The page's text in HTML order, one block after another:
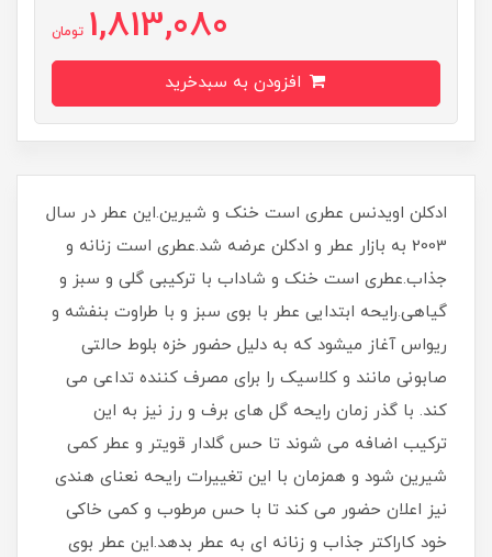
1,813,080 تومان
ادكلن اويدنس عطری است خنک و شیرین.این عطر در سال
2003 به بازار عطر و ادکلن عرضه شد.عطری است زنانه و
جذاب.عطری است خنک و شاداب با ترکیبی گلی و سبز و
گیاهی.رایحه ابتدایی عطر با بوی سبز و با طراوت بنفشه و
ریواس آغاز میشود که به دلیل حضور خزه بلوط حالتی
صابونی مانند و کلاسیک را برای مصرف کننده تداعی می
کند. با گذر زمان رایحه گل های برف و رز نیز به این
ترکیب اضافه می شوند تا حس گلدار قویتر و عطر کمی
شیرین شود و همزمان با این تغییرات رایحه نعنای هندی
نیز اعلان حضور می کند تا با حس مرطوب و کمی خاکی
خود کاراکتر جذاب و زنانه ای به عطر بدهد.این عطر بوی